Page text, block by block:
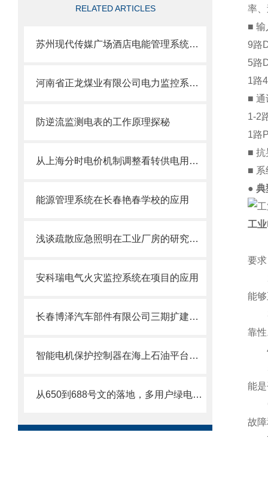
RELATED ARTICLES
苏州现代传媒广场酒店电能管理系统的设计与应用
河南省正龙煤业有限公司电力监控系统项目的设计与应用
防逆流监测电表的工作原理探秘
从上海分时电价机制调整看转供电用户电能计费
能源管理系统在长春艳春学校的应用
浅谈疏散应急照明在工业厂房的研究及应用
安科瑞电气火灾监控系统在项目的应用
长春博泽汽车部件有限公司三期扩建项目应急疏散照明系统的设计与应用
智能电机保护控制器在海上石油平台的应用
从650到688号文的落地，多用户绿电直连开启园区能源新赛道！
率
■ 输
9路
5路
1路
■ 通
1-2
1路
■ 抗
■ 系
● 典
工
要
能
3.
靠
4.
能
6.
故
7.